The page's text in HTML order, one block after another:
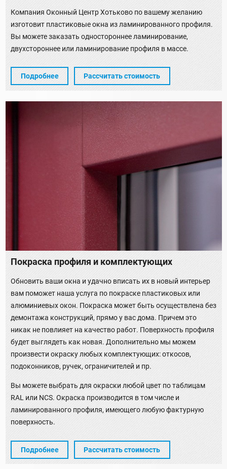
Компания Оконный Центр Хотьково по вашему желанию
изготовит пластиковые окна из ламинированного профиля.
Вы можете заказать одностороннее ламинирование,
двухстороннее или ламинирование профиля в массе.
Подробнее Рассчитать стоимость
Покраска профиля и комплектующих
Обновить ваши окна и удачно вписать их в новый интерьер
вам поможет наша услуга по покраске пластиковых или
алюминиевых окон. Покраска может быть осуществлена без
демонтажа конструкций, прямо у вас дома. Причем это
никак не повлияет на качество работ. Поверхность профиля
будет выглядеть как новая. Дополнительно мы можем
произвести окраску любых комплектующих: откосов,
подоконников, ручек, ограничителей и пр.
Вы можете выбрать для окраски любой цвет по таблицам
RAL или NCS. Окраска производится в том числе и
ламинированного профиля, имеющего любую фактурную
поверхность.
Подробнее Рассчитать стоимость